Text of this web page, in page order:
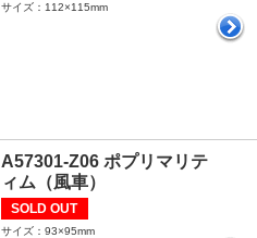
サイズ：112×115mm
A57301-Z06 ポプリマリテ
ィム（風車）
SOLD OUT
サイズ：93×95mm